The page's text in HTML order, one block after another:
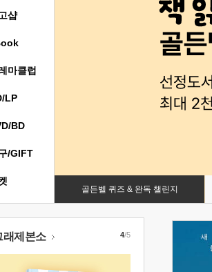
골든벨 퀴즈 & 완독 챌린지
샵
마클럽
LP
BD
/GIFT
래제본소 4/5